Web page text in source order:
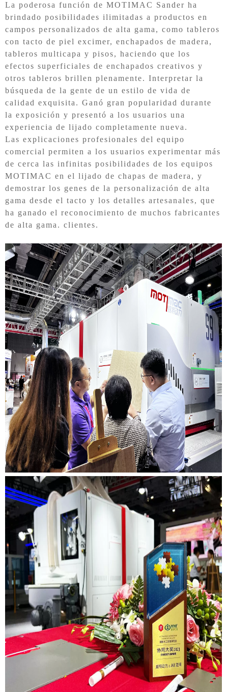
La poderosa función de MOTIMAC Sander ha
brindado posibilidades ilimitadas a productos en
campos personalizados de alta gama, como tableros
con tacto de piel excimer, enchapados de madera,
tableros multicapa y pisos, haciendo que los
efectos superficiales de enchapados creativos y
otros tableros brillen plenamente. Interpretar la
búsqueda de la gente de un estilo de vida de
calidad exquisita. Ganó gran popularidad durante
la exposición y presentó a los usuarios una
experiencia de lijado completamente nueva.
Las explicaciones profesionales del equipo
comercial permiten a los usuarios experimentar más
de cerca las infinitas posibilidades de los equipos
MOTIMAC en el lijado de chapas de madera, y
demostrar los genes de la personalización de alta
gama desde el tacto y los detalles artesanales, que
ha ganado el reconocimiento de muchos fabricantes
de alta gama. clientes.